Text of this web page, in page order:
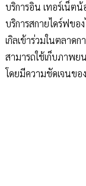
บริการอิน เทอร์เน็ต
บริการสกายไดร์ฟขอ
เกิลเข้าร่วมในตลาด
สามารถใช้เก็บภาพย
โดยมีความชัดเจนข